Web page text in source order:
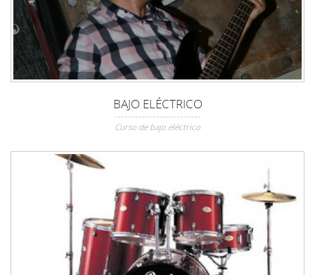
BAJO ELÉCTRICO
Curso de bajo eléctrico